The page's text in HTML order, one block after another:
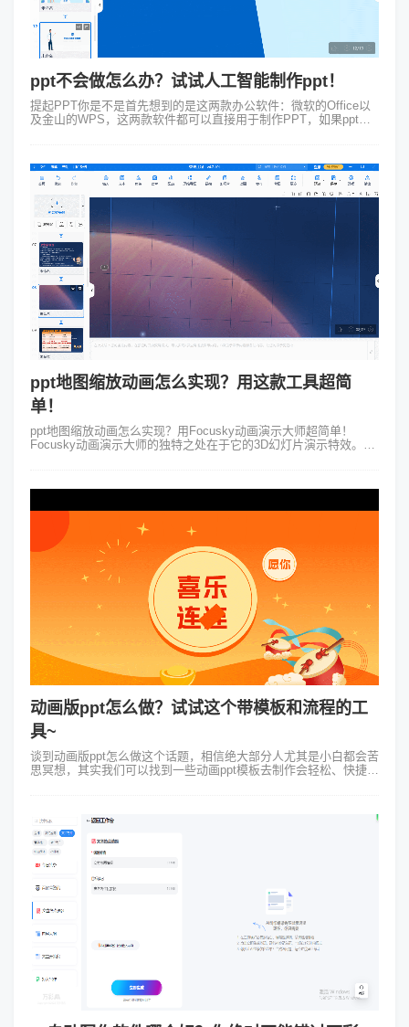
ppt不会做怎么办？试试人工智能制作ppt！
提起PPT你是不是首先想到的是这两款办公软件：微软的Office以
及金山的WPS，这两款软件都可以直接用于制作PPT，如果ppt不
ppt地图缩放动画怎么实现？用这款工具超简
单！
ppt地图缩放动画怎么实现？用Focusky动画演示大师超简单！
Focusky动画演示大师的独特之处在于它的3D幻灯片演示特效。相
动画版ppt怎么做？试试这个带模板和流程的工
具~
谈到动画版ppt怎么做这个话题，相信绝大部分人尤其是小白都会苦
思冥想，其实我们可以找到一些动画ppt模板去制作会轻松、快捷得